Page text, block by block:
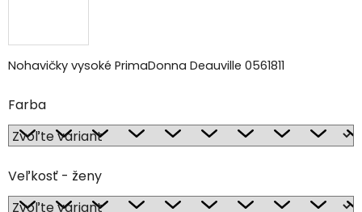
Nohavičky vysoké PrimaDonna Deauville 0561811
Farba
Veľkosť - ženy